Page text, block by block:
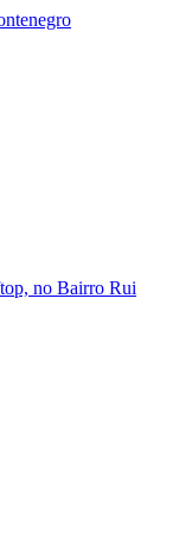
no Bairro Rui